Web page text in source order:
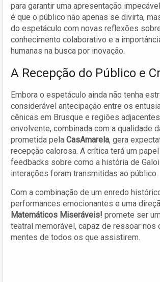
para garantir uma apresentação
é que o público não apenas se divirta,
do espetáculo com novas reflexões
conhecimento colaborativo e a
humanas na busca por inovação.
A Recepção do Público e
Embora o espetáculo ainda não tenha
considerável antecipação entre os
cênicas em Brusque e regiões
envolvente, combinada com a qualidade
prometida pela CasAmarela, gera
recepção calorosa. A crítica terá um
feedbacks sobre como a história de
interações foram transmitidas ao público.
Com a combinação de um enredo
performances emocionantes e uma
Matemáticos Miseráveis! promete ser
teatral memorável, capaz de ressoar nos
mentes de todos os que assistirem.